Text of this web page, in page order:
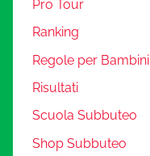
Pro Tour
Ranking
Regole per Bambini
Risultati
Scuola Subbuteo
Shop Subbuteo